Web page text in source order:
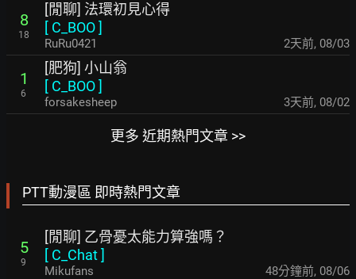
8
18
[閒聊] 法環初見心得
[ C_BOO]
RuRu0421 2天前, 08/03
1
6
[肥狗] 小山翁
[ C_BOO]
forsakesheep 3天前, 08/02
更多 近期熱門文章 >>
PTT動漫區 即時熱門文章
5
9
[閒聊] 乙骨憂太能力算強嗎？
[ C_Chat]
Mikufans 48分鐘前, 08/06